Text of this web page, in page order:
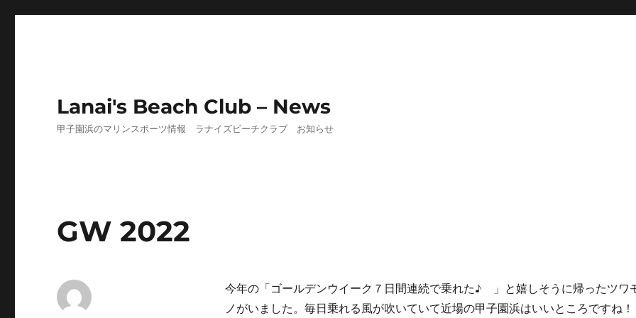
Lanai's Beach Club – News
甲子園浜のマリンスポーツ情報 ラナイズビーチクラブ お知らせ
GW 2022
今年の「ゴールデンウイーク７日間連続で乗れた♪ 」と嬉しそうに帰ったツワ
ノがいました。毎日乗れる風が吹いていて近場の甲子園浜はいいところですね！